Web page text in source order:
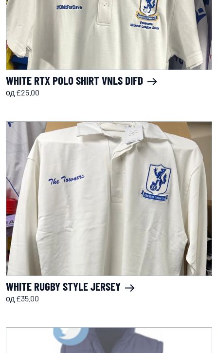
WHITE RTX POLO SHIRT VNLS DIFD
од £25.00
WHITE RUGBY STYLE JERSEY
од £35.00